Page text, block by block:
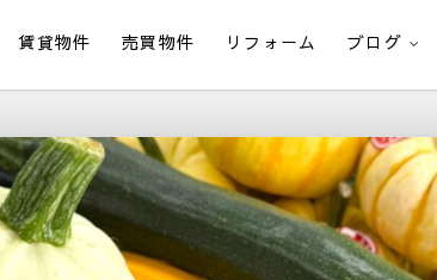
賃貸物件 売買物件 リフォーム ブログ